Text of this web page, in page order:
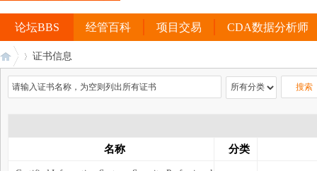
经管百科 项目交易 CDA数据分析师
论坛BBS
证书信息
名称 分类